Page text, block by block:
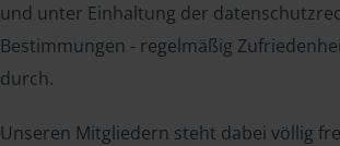
und unter Einhaltung der
Bestimmungen - regelmäßig
durch.
Unseren Mitgliedern steht dabei völlig